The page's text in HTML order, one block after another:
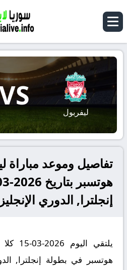
ليفربول
تفاصيل وموعد مباراة
إنجلترا, الدوري
يلتقي
هوتسبر في بطولة إنجلترا,